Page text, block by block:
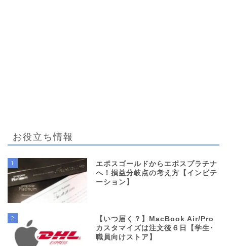
お役立ち情報
1
エポスゴールドからエポスプラチナ
へ！損益分岐点の考え方【インビテ
ーション】
2
【いつ届く？】MacBook Air/Pro
カスタマイズは注文後６日【学生･
職員向けストア】